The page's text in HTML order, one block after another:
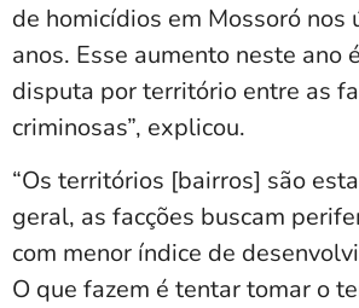
de homicídios em Mossoró nos
anos. Esse aumento neste ano
disputa por território entre as
criminosas”, explicou.
“Os territórios [bairros] são
geral, as facções buscam
com menor índice de
O que fazem é tentar tomar o